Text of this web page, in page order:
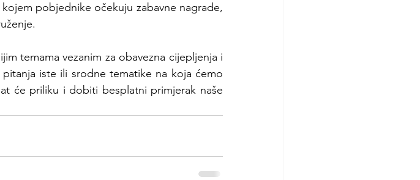
pobjednike očekuju zabavne nagrade,
temama vezanim za obavezna cijepljenja i
iste ili srodne tematike na koja ćemo
će priliku i dobiti besplatni primjerak naše